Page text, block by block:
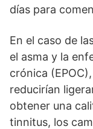
días para
En el caso de
el asma y la
crónica
reducirían
obtener una
tinnitus, los